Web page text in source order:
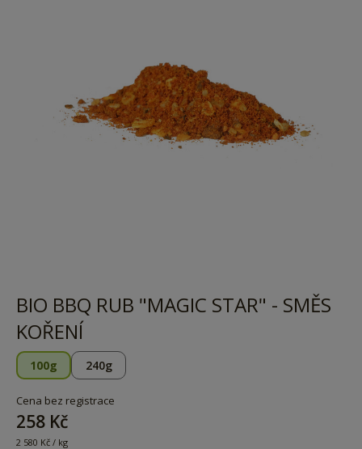
BIO BBQ RUB "MAGIC STAR" - SMĚS
KOŘENÍ
100g 240g
Cena bez registrace
258 Kč
2 580 Kč / kg